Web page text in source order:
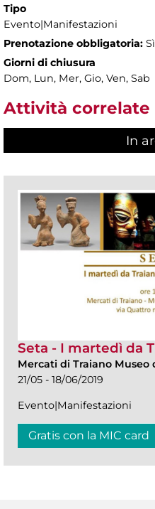
Tipo
Evento|Manifestazioni
Prenotazione obbligatoria: Sì
Giorni di chiusura
Dom, Lun, Mer, Gio, Ven, Sab
Attività correlate
In
Seta - I martedì da
Mercati di Traiano Museo
21/05 - 18/06/2019
Evento|Manifestazioni
Gratis con la MIC card